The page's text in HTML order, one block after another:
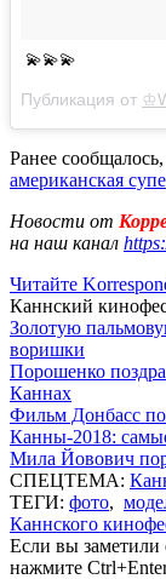
💫💫💫
Публикация от
Ранее
американская
Новости от
на наш канал
Читайте
Каннский
Золотую
воришки
Порошенко
Каннах
Фильм Донбасс
Канны-2018:
Мила Йовович
СПЕЦТЕМА:
ТЕГИ: фото,
Каннского
Если вы заметили
нажмите